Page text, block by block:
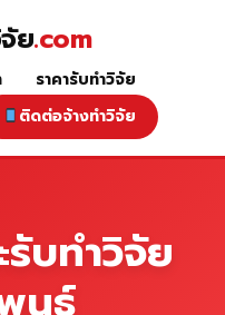
ย.com
ราคารับทำวิจัย
ติดต่อจ้างทำวิจัย
บทำวิจัย
นธ์